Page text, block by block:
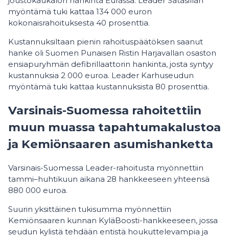
myöntämä tuki kattaa 134 000 euron
kokonaisrahoituksesta 40 prosenttia.
Kustannuksiltaan pienin rahoituspäätöksen saanut
hanke oli Suomen Punaisen Ristin Harjavallan osaston
ensiapuryhmän defibrillaattorin hankinta, josta syntyy
kustannuksia 2 000 euroa. Leader Karhuseudun
myöntämä tuki kattaa kustannuksista 80 prosenttia.
Varsinais-Suomessa rahoitettiin
muun muassa tapahtumakalustoa
ja Kemiönsaaren asumishanketta
Varsinais-Suomessa Leader-rahoitusta myönnettiin
tammi–huhtikuun aikana 28 hankkeeseen yhteensä
880 000 euroa.
Suurin yksittäinen tukisumma myönnettiin
Kemiönsaaren kunnan KyläBoosti-hankkeeseen, jossa
seudun kylistä tehdään entistä houkuttelevampia ja